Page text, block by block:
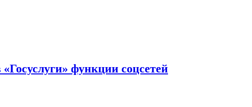
функции соцсетей